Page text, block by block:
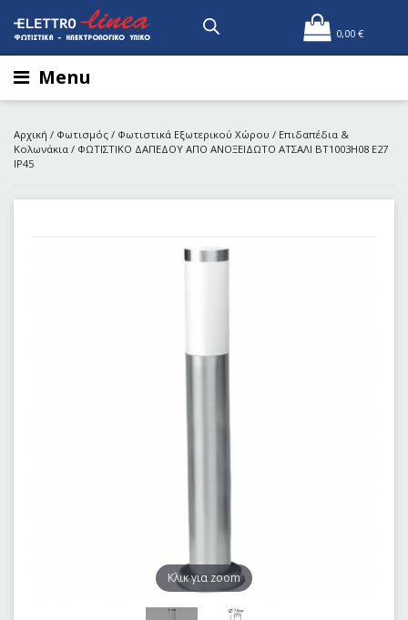
0,00 €
Menu
Αρχική / Φωτισμός / Φωτιστικά Εξωτερικού Χώρου / Επιδαπέδια &
Κολωνάκια / ΦΩΤΙΣΤΙΚΟ ΔΑΠΕΔOY ΑΠΟ ΑΝΟΞΕΙΔΩΤΟ ΑΤΣΑΛΙ BT1003H08 E27
IP45
Kλικ για zoom